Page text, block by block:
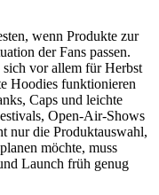
wenn Produkte zur
der Fans passen.
sich vor allem für Herbst
Hoodies funktionieren
Caps und leichte
Open-Air-Shows
nur die Produktauswahl,
möchte, muss
Launch früh genug